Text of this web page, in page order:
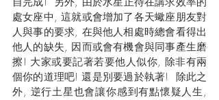
處女座中, 這就或會增加了各天蠍座朋友對
人與事的要求, 在與他人相處時總會看得出
他人的缺失, 因而或會有機會與同事產生磨
擦! 大家或要記著若要他人似你, 除非有兩
個你的道理吧! 還是別要過於執著!  除此之
外, 逆行土星也會讓你感到有點懷疑人生,